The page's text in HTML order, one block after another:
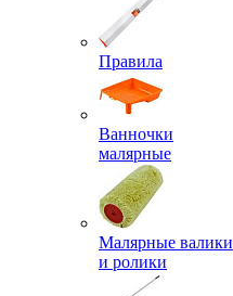
Правила
Ванночки
малярные
Малярные валики
и ролики